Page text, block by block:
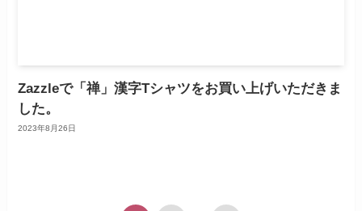
Zazzleで「禅」漢字Tシャツをお買い上げいただきま
した。
2023年8月26日